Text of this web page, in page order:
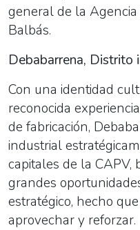
general de la
Balbás.
Debabarrena, Distrito
Con una identidad
reconocida
de fabricación,
industrial
capitales de la CAPV,
grandes
estratégico, hecho
aprovechar y reforzar.